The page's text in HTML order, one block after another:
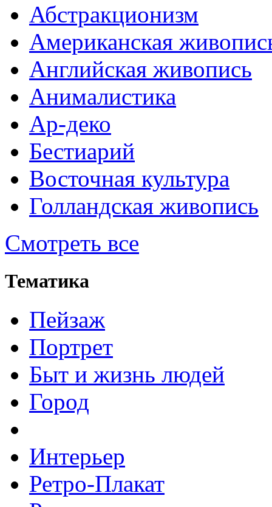
Абстракционизм
Американская
Английская живопись
Анималистика
Ар-деко
Бестиарий
Восточная культура
Голландская живопись
Смотреть все
Тематика
Пейзаж
Портрет
Быт и жизнь людей
Город
Интерьер
Ретро-Плакат